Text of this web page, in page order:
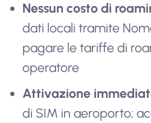
Nessun costo di
dati locali tramite
pagare le tariffe di
operatore
Attivazione
di SIM in aeroporto;